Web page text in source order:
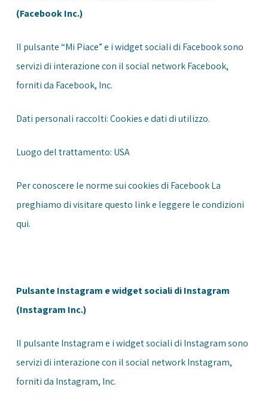
(Facebook Inc.)
Il pulsante “Mi Piace” e i widget sociali di Facebook sono
servizi di interazione con il social network Facebook,
forniti da Facebook, Inc.
Dati personali raccolti: Cookies e dati di utilizzo.
Luogo del trattamento: USA
Per conoscere le norme sui cookies di Facebook La
preghiamo di visitare questo linke leggere le condizioni
qui.
Pulsante Instagram e widget sociali di Instagram
(Instagram Inc.)
Il pulsante Instagram e i widget sociali di Instagram sono
servizi di interazione con il social network Instagram,
forniti da Instagram, Inc.